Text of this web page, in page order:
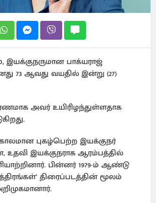
இயக்குநருமான பாக்யராஜ்
73 ஆவது வயதில் இன்று (27)
அவர் உயிரிழந்துள்ளதாக
புகழ்பெற்ற இயக்குநர்
உதவி இயக்குநராக ஆரம்பத்தில்
பின்னர் 1979-ம் ஆண்டு
திரைப்படத்தின் மூலம்